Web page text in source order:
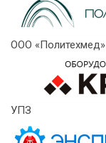
ООО «Политехмед»
УПЗ